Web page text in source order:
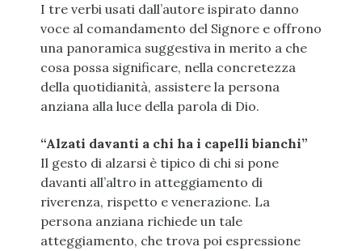
I tre verbi usati dall’autore ispirato danno
voce al comandamento del Signore e offrono
una panoramica suggestiva in merito a che
cosa possa significare, nella concretezza
della quotidianità, assistere la persona
anziana alla luce della parola di Dio.
“Alzati davanti a chi ha i capelli bianchi”
Il gesto di alzarsi è tipico di chi si pone
davanti all’altro in atteggiamento di
riverenza, rispetto e venerazione. La
persona anziana richiede un tale
atteggiamento, che trova poi espressione